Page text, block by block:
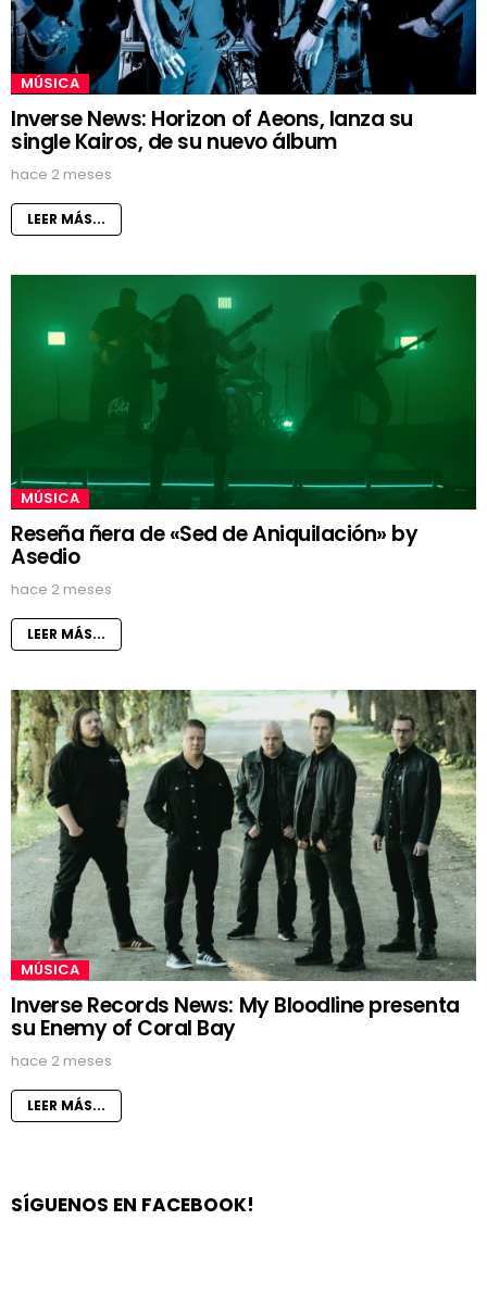
MÚSICA
Inverse News: Horizon of Aeons, lanza su
single Kairos, de su nuevo álbum
hace 2 meses
LEER MÁS...
MÚSICA
Reseña ñera de «Sed de Aniquilación» by
Asedio
hace 2 meses
LEER MÁS...
MÚSICA
Inverse Records News: My Bloodline presenta
su Enemy of Coral Bay
hace 2 meses
LEER MÁS...
SÍGUENOS EN FACEBOOK!